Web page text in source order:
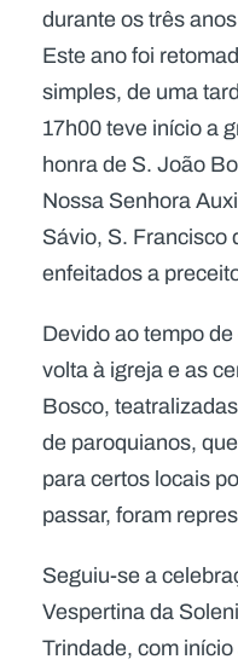
durante os três
Este ano foi
simples, de uma
17h00 teve início a
honra de S. João
Nossa Senhora
Sávio, S. Francisco
enfeitados a
Devido ao tempo
volta à igreja e as
Bosco,
de paroquianos,
para certos locais
passar, foram
Seguiu-se a
Vespertina da
Trindade, com